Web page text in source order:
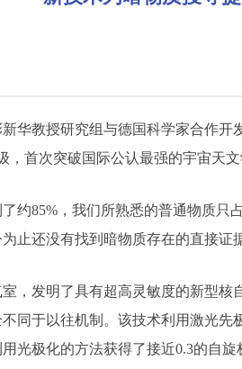
教授研究组与德国科学家合作开
首次突破国际公认最强的宇宙天
85%，我们所熟悉的普通物质只
止还没有找到暗物质存在的直接证
发明了具有超高灵敏度的新型核
同于以往机制。该技术利用激光
光极化的方法获得了接近0.3的自